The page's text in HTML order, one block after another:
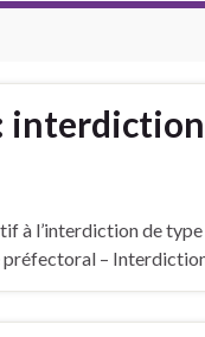
à l’interdiction de
–